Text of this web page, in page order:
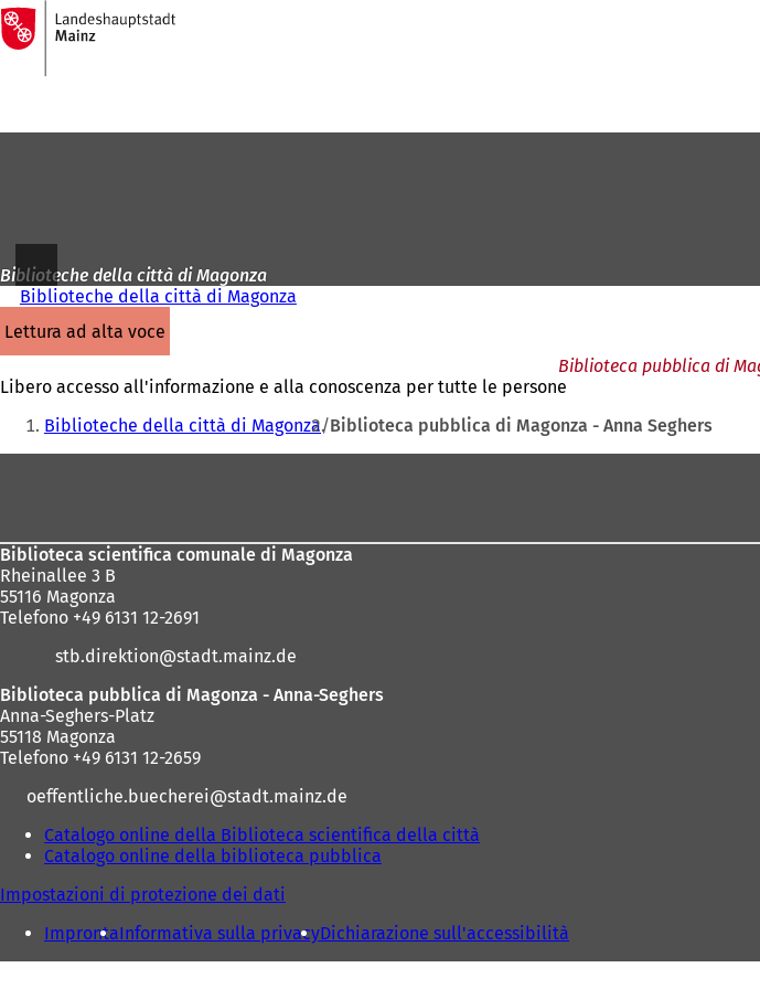
Vai al contenuto
Alla
pagina
iniziale
Biblioteche della città di Magonza
Biblioteche della città di Magonza
lettura ad alta voce
Biblioteca pubblica di
Libero accesso all'informazione e alla conoscenza per tutte le persone
Siete
qui:
Biblioteche della città di Magonza Biblioteca pubblica di Magonza - Anna Seghers
Biblioteca scientifica comunale di Magonza
Rheinallee 3 B
55116 Magonza
Telefono +49 6131 12-2691
stb.direktion
stadt.mainz de
Biblioteca pubblica di Magonza - Anna-Seghers
Anna-Seghers-Platz
55118 Magonza
Telefono +49 6131 12-2659
oeffentliche.buecherei
stadt.mainz de
Catalogo online della Biblioteca scientifica della città
r
e
Catalogo online della biblioteca pubblica
p
r
Impostazioni di protezione dei dati
ImprontaInformativa sulla privacyDichiarazione sull'accessibilità